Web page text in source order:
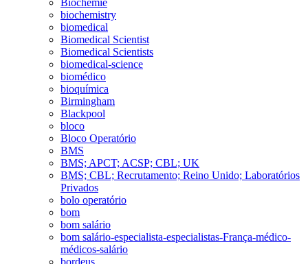
biochemistry
biomedical
Biomedical Scientist
Biomedical Scientists
biomedical-science
biomédico
bioquímica
Birmingham
Blackpool
bloco
Bloco Operatório
BMS
BMS; APCT; ACSP; CBL; UK
BMS; CBL; Recrutamento; Reino Unido; Laboratórios
Privados
bolo operatório
bom
bom salário
bom salário-especialista-especialistas-França-médico-
médicos-salário
bordeus